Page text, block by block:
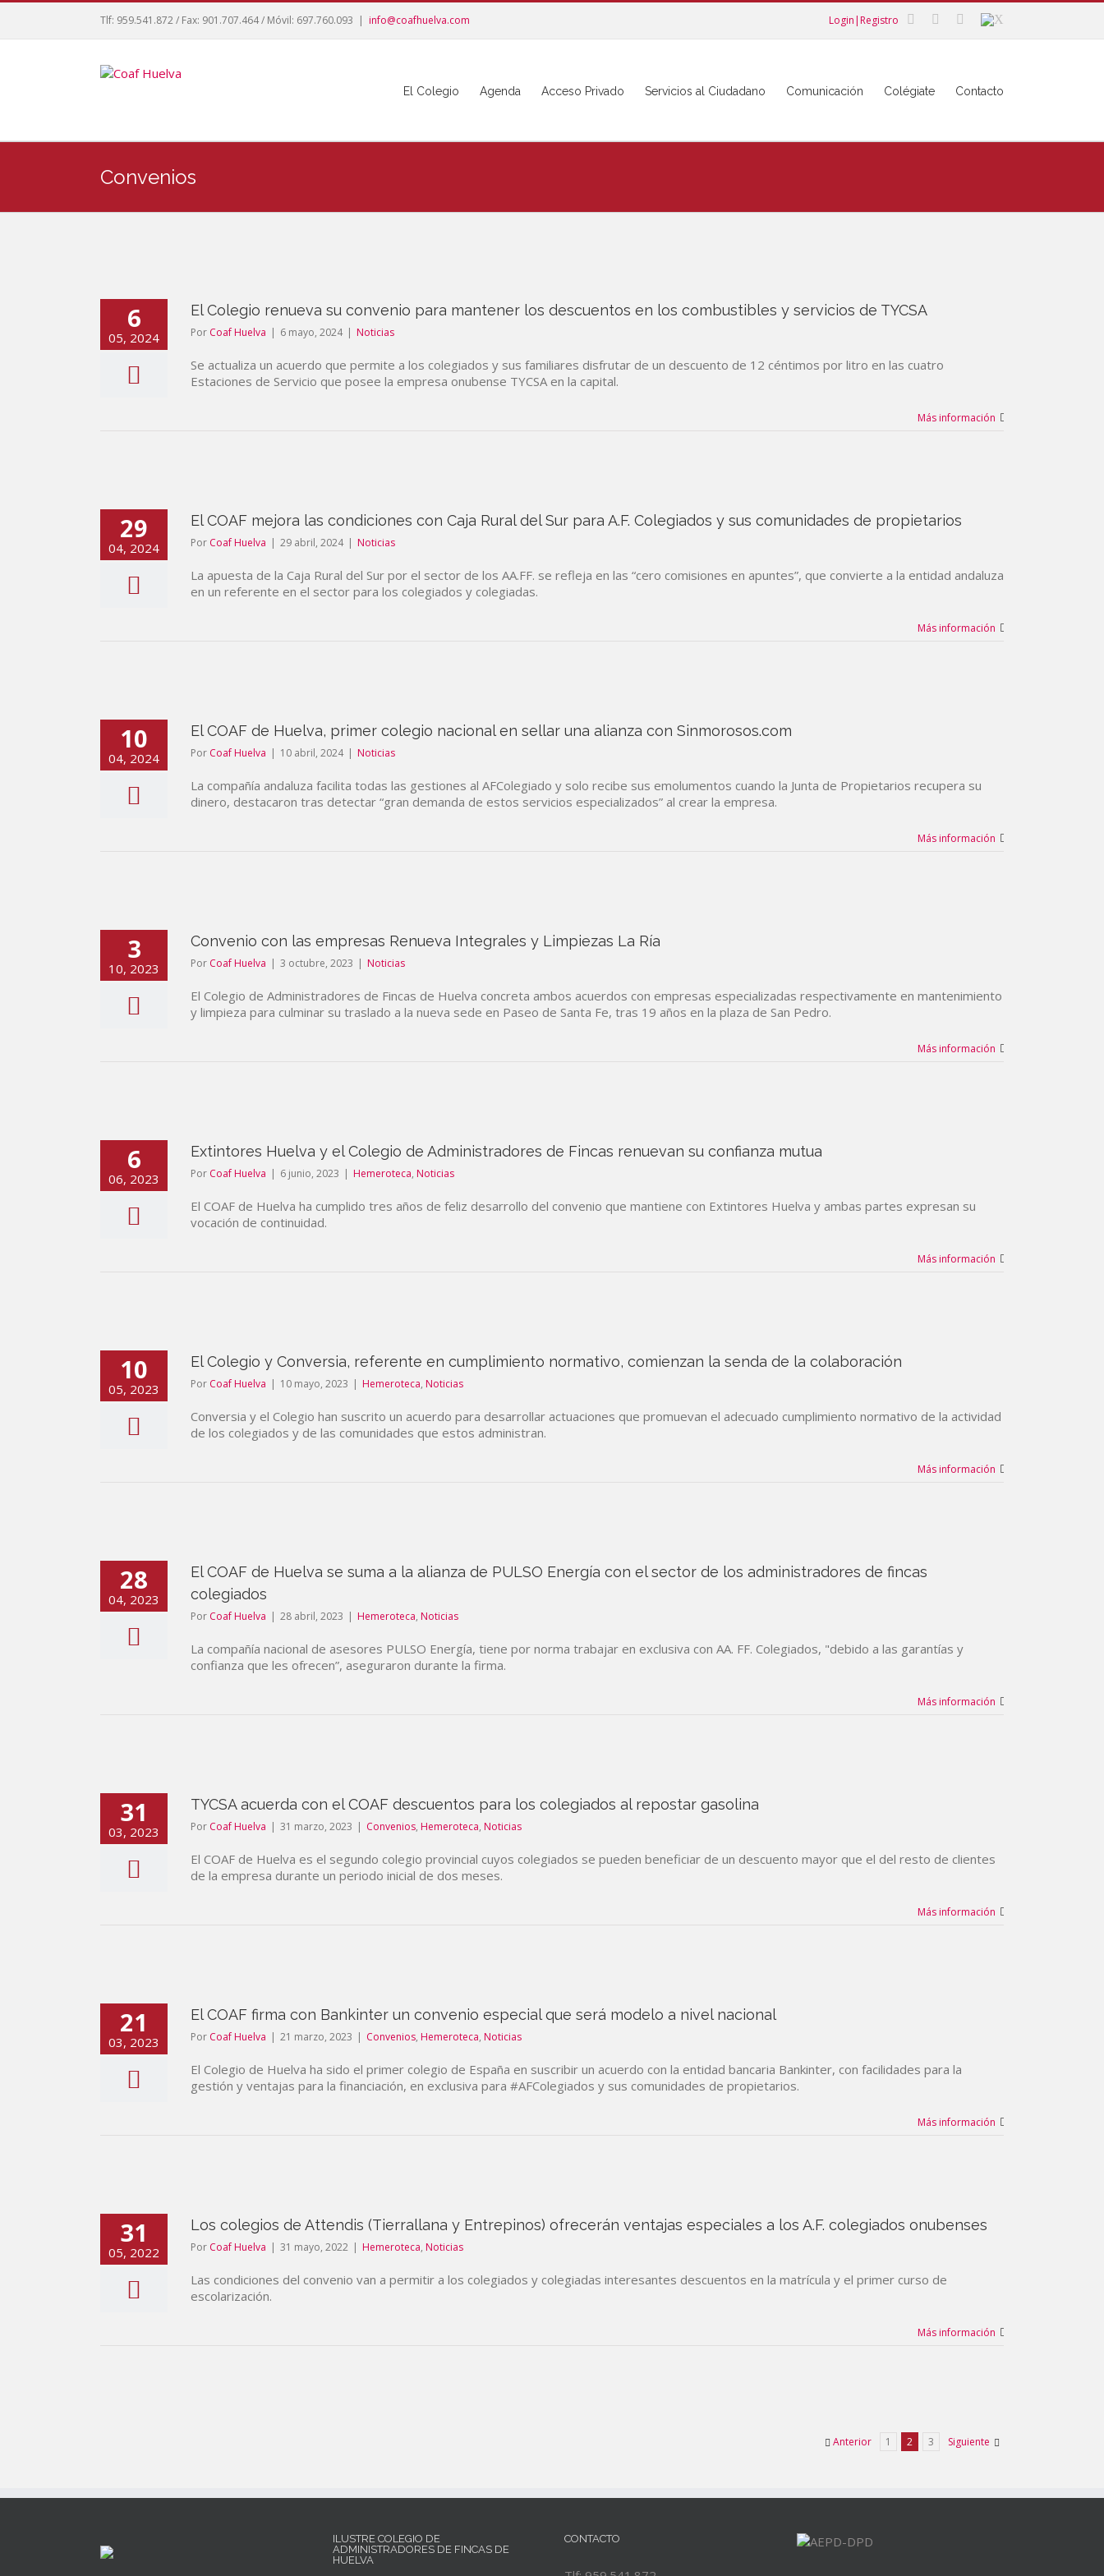
Tlf: 959.541.872 / Fax: 901.707.464 / Móvil: 697.760.093 | info@coafhuelva.com Login|Registro
El Colegio Agenda Acceso Privado Servicios al Ciudadano Comunicación Colégiate Contacto
Convenios
6
05, 2024
El Colegio renueva su convenio para mantener los descuentos en los combustibles y servicios de TYCSA
Por Coaf Huelva | 6 mayo, 2024 | Noticias
Se actualiza un acuerdo que permite a los colegiados y sus familiares disfrutar de un descuento de 12 céntimos por litro en las cuatro
Estaciones de Servicio que posee la empresa onubense TYCSA en la capital.
Más información
29
04, 2024
El COAF mejora las condiciones con Caja Rural del Sur para A.F. Colegiados y sus comunidades de propietarios
Por Coaf Huelva | 29 abril, 2024 | Noticias
La apuesta de la Caja Rural del Sur por el sector de los AA.FF. se refleja en las “cero comisiones en apuntes”, que convierte a la entidad andaluza
en un referente en el sector para los colegiados y colegiadas.
Más información
10
04, 2024
El COAF de Huelva, primer colegio nacional en sellar una alianza con Sinmorosos.com
Por Coaf Huelva | 10 abril, 2024 | Noticias
La compañía andaluza facilita todas las gestiones al AFColegiado y solo recibe sus emolumentos cuando la Junta de Propietarios recupera su
dinero, destacaron tras detectar “gran demanda de estos servicios especializados” al crear la empresa.
Más información
3
10, 2023
Convenio con las empresas Renueva Integrales y Limpiezas La Ría
Por Coaf Huelva | 3 octubre, 2023 | Noticias
El Colegio de Administradores de Fincas de Huelva concreta ambos acuerdos con empresas especializadas respectivamente en mantenimiento
y limpieza para culminar su traslado a la nueva sede en Paseo de Santa Fe, tras 19 años en la plaza de San Pedro.
Más información
6
06, 2023
Extintores Huelva y el Colegio de Administradores de Fincas renuevan su confianza mutua
Por Coaf Huelva | 6 junio, 2023 | Hemeroteca, Noticias
El COAF de Huelva ha cumplido tres años de feliz desarrollo del convenio que mantiene con Extintores Huelva y ambas partes expresan su
vocación de continuidad.
Más información
10
05, 2023
El Colegio y Conversia, referente en cumplimiento normativo, comienzan la senda de la colaboración
Por Coaf Huelva | 10 mayo, 2023 | Hemeroteca, Noticias
Conversia y el Colegio han suscrito un acuerdo para desarrollar actuaciones que promuevan el adecuado cumplimiento normativo de la actividad
de los colegiados y de las comunidades que estos administran.
Más información
28
04, 2023
El COAF de Huelva se suma a la alianza de PULSO Energía con el sector de los administradores de fincas
colegiados
Por Coaf Huelva | 28 abril, 2023 | Hemeroteca, Noticias
La compañía nacional de asesores PULSO Energía, tiene por norma trabajar en exclusiva con AA. FF. Colegiados, "debido a las garantías y
confianza que les ofrecen”, aseguraron durante la firma.
Más información
31
03, 2023
TYCSA acuerda con el COAF descuentos para los colegiados al repostar gasolina
Por Coaf Huelva | 31 marzo, 2023 | Convenios, Hemeroteca, Noticias
El COAF de Huelva es el segundo colegio provincial cuyos colegiados se pueden beneficiar de un descuento mayor que el del resto de clientes
de la empresa durante un periodo inicial de dos meses.
Más información
21
03, 2023
El COAF firma con Bankinter un convenio especial que será modelo a nivel nacional
Por Coaf Huelva | 21 marzo, 2023 | Convenios, Hemeroteca, Noticias
El Colegio de Huelva ha sido el primer colegio de España en suscribir un acuerdo con la entidad bancaria Bankinter, con facilidades para la
gestión y ventajas para la financiación, en exclusiva para #AFColegiados y sus comunidades de propietarios.
Más información
31
05, 2022
Los colegios de Attendis (Tierrallana y Entrepinos) ofrecerán ventajas especiales a los A.F. colegiados onubenses
Por Coaf Huelva | 31 mayo, 2022 | Hemeroteca, Noticias
Las condiciones del convenio van a permitir a los colegiados y colegiadas interesantes descuentos en la matrícula y el primer curso de
escolarización.
Más información
Anterior 1 2 3 Siguiente
ILUSTRE COLEGIO DE
ADMINISTRADORES DE FINCAS DE
HUELVA
CONTACTO